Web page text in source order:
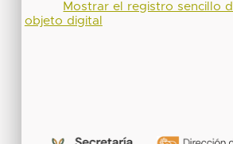
Mostrar el registro sencillo
objeto digital